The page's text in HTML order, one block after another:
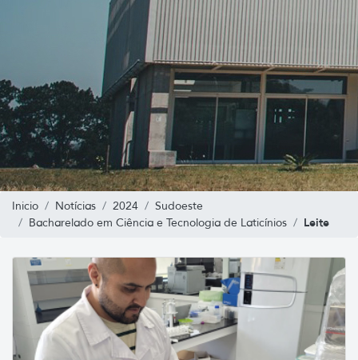
Inicio Notícias 2024
Sudoeste
Bacharelado em Ciência e Tecnologia de Laticínios
Leite